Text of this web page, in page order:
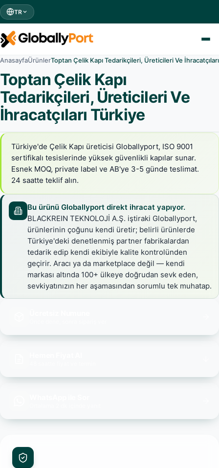
TR
AnasayfaÜrünlerToptan Çelik Kapı Tedarikçileri, Üreticileri Ve
Toptan Çelik Kapı
Tedarikçileri, Üreticileri Ve
İhracatçıları Türkiye
Türkiye'de Çelik Kapı üreticisi Globallyport, ISO 9001
sertifikalı tesislerinde yüksek güvenlikli kapılar sunar.
Esnek MOQ, private label ve AB'ye 3-5 günde teslimat.
24 saatte teklif alın.
Bu ürünü Globallyport direkt ihracat yapıyor.
BLACKREIN TEKNOLOJİ A.Ş. iştiraki Globallyport,
ürünlerinin çoğunu kendi üretir; belirli ürünlerde
Türkiye'deki denetlenmiş partner fabrikalardan
tedarik edip kendi ekibiyle kalite kontrolünden
geçirir. Aracı ya da marketplace değil — kendi
markası altında 100+ ülkeye doğrudan sevk eden,
sevkiyatınızın her aşamasından sorumlu tek muhatap.